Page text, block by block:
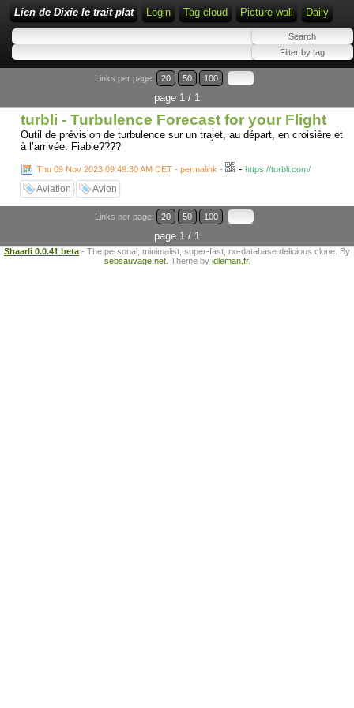
Lien de Dixie le trait plat Login Tag cloud Picture wall Daily
Links per page: 20 50 100
page 1 / 1
turbli - Turbulence Forecast for your Flight
Outil de prévision de turbulence sur un trajet, au départ, en croisière et
à l’arrivée. Fiable????
Thu 09 Nov 2023 09:49:30 AM CET - permalink - - https://turbli.com/
Aviation Avion
Links per page: 20 50 100
page 1 / 1
Shaarli 0.0.41 beta - The personal, minimalist, super-fast, no-database delicious clone. By
sebsauvage.net. Theme by idleman.fr.